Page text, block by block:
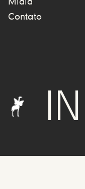
Mídia
Contato